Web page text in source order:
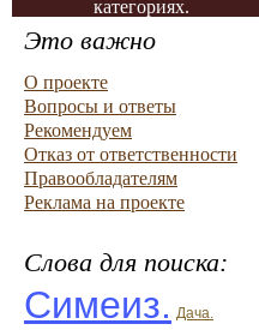
категориях.
Это важно
О проекте
Вопросы и ответы
Рекомендуем
Отказ от ответственности
Правообладателям
Реклама на проекте
Слова для поиска:
Симеиз. Дача.